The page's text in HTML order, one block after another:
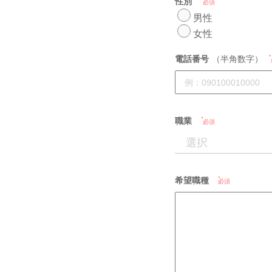
必須
男性
女性
電話番号 （半角数字）
職業 必須
希望職種 必須